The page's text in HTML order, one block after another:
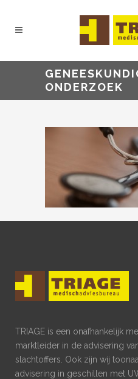
ONDERZOEK
TRIAGE is een onafhankelijk
marktleider in de advisering
slachtoffers. Ook zijn wij
advisering in geschillen met